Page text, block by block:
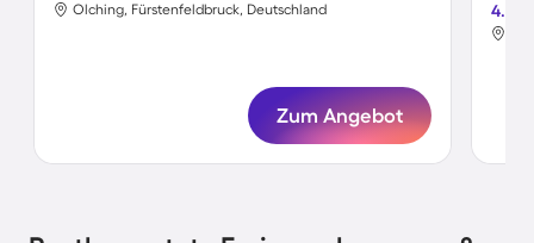
Olching, Fürstenfeldbruck, Deutschland
Zum Angebot
4.4